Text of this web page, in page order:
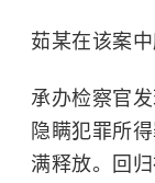
茹某在该案
承办检察官
隐瞒犯罪所
满释放。回